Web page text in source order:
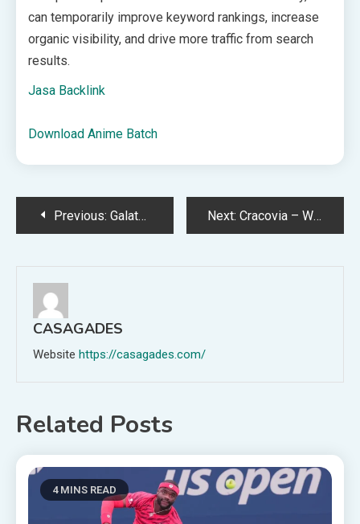
can temporarily improve keyword rankings, increase
organic visibility, and drive more traffic from search
results.
Jasa Backlink
Download Anime Batch
PostPrevious: Galatasaray – Liverpool: Przewidywane składy (10.03.2026) Next: Cracovia – Wisła Płock: Gdzie oglądać, transmisja 14.03.26
CASAGADES
Website https://casagades.com/
Related Posts
4 MINS READ